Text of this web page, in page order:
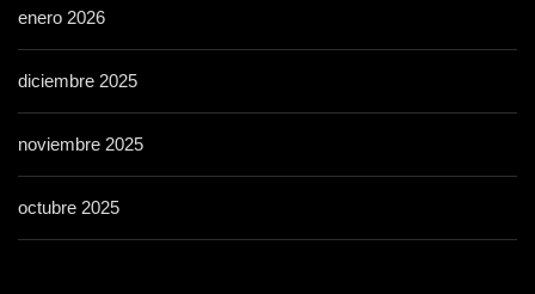
enero 2026
diciembre 2025
noviembre 2025
octubre 2025